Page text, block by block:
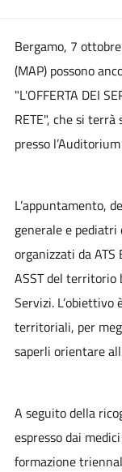
Bergamo, 7
(MAP) possono
"L'OFFERTA DEI
RETE", che si
presso
L’appuntamento,
generale e
organizzati da
ASST del territorio
Servizi. L’obiettivo
territoriali, per
saperli orientare
A seguito della
espresso dai
formazione